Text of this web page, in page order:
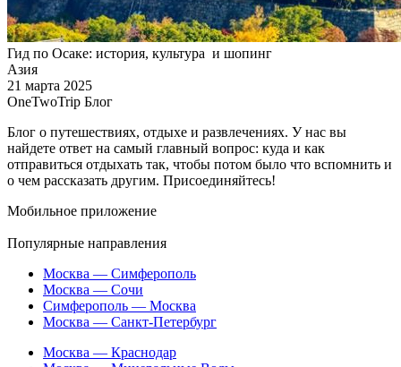
Гид по Осаке: история, культура и шопинг
Азия
21 марта 2025
OneTwoTrip Блог
Блог о путешествиях, отдыхе и развлечениях. У нас вы
найдете ответ на самый главный вопрос: куда и как
отправиться отдыхать так, чтобы потом было что вспомнить и
о чем рассказать другим. Присоединяйтесь!
Мобильное приложение
Популярные направления
Москва — Симферополь
Москва — Сочи
Симферополь — Москва
Москва — Санкт-Петербург
Москва — Краснодар